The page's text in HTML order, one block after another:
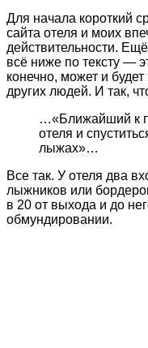
Для начала короткий
сайта отеля и моих
действительности.
всё ниже по тексту —
конечно, может и
других людей. И так,
…«Ближайший к
отеля и
лыжах»…
Все так. У отеля два
лыжников или
в 20 от выхода и до
обмундировании.